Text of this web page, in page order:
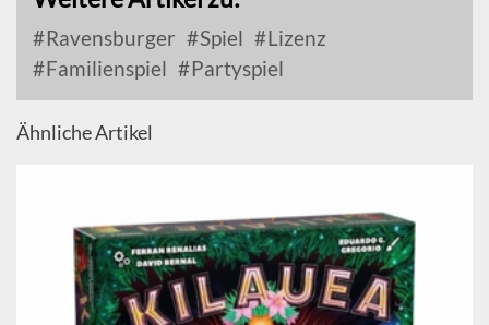
Ravensburger Spiel
Lizenz
Familienspiel
Partyspiel
Ähnliche Artikel